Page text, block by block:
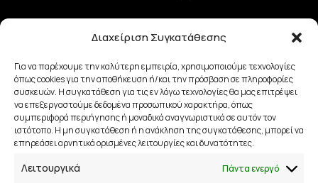
Διαχείριση Συγκατάθεσης
Για να παρέχουμε την καλύτερη εμπειρία, χρησιμοποιούμε τεχνολογίες
όπως cookies για την αποθήκευση ή/και την πρόσβαση σε πληροφορίες
συσκευών. Η συγκατάθεση για τις εν λόγω τεχνολογίες θα μας επιτρέψει
να επεξεργαστούμε δεδομένα προσωπικού χαρακτήρα, όπως
συμπεριφορά περιήγησης ή μοναδικά αναγνωριστικά σε αυτόν τον
ιστότοπο. Η μη συγκατάθεση ή η ανάκληση της συγκατάθεσης, μπορεί να
επηρεάσει αρνητικά ορισμένες λειτουργίες και δυνατότητες.
Λειτουργικά Πάντα ενεργό
Επικοινωνία
28ης Οκτωβρίου 33